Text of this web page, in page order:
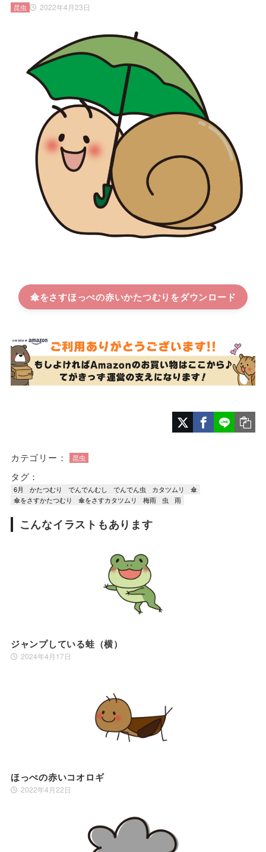
2022年4月23日
昆虫
傘をさすほっぺの赤いかたつむり
カテゴリー： 昆虫
タグ：
6月 かたつむり でんでんむし でんでん虫 カタツムリ
傘
傘をさすかたつむり
傘をさすカタツムリ 梅雨 虫 雨
こんなイラストもあります
ジャンプしている蛙（横）
2024年4月17日
ほっぺの赤いコオロギ
2022年4月22日